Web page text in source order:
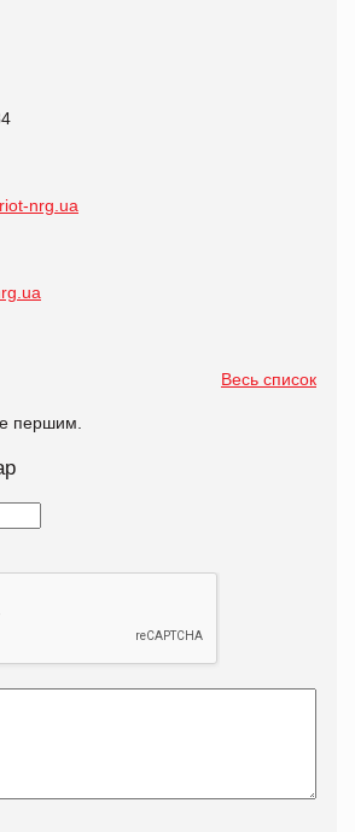
nrg.ua
Весь список
першим.